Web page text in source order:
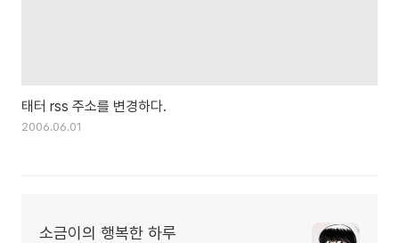
태터 rss 주소를 변경하다.
2006.06.01
소금이의 행복한 하루